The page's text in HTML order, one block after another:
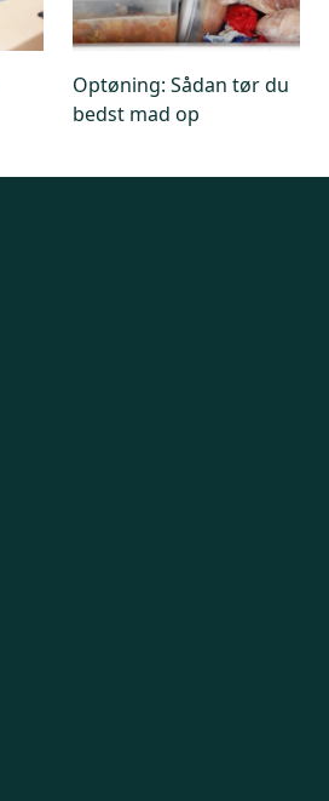
Optøning: Sådan tør du
bedst mad op